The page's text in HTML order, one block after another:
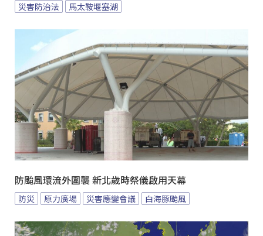
災害防治法
馬太鞍堰塞湖
防颱風環流外圍襲 新北歲時祭儀啟用天幕
防災 原力廣場 災害應變會議 白海豚颱風